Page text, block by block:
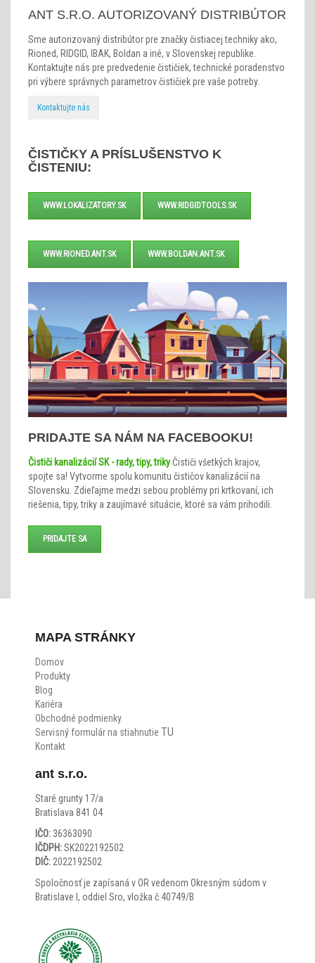
ANT S.R.O. AUTORIZOVANÝ DISTRIBÚTOR
Sme autorizovaný distribútor pre značky čistiacej techniky ako,
Rioned, RIDGID, IBAK, Boldan a iné, v Slovenskej republike.
Kontaktujte nás pre predvedenie čističiek, technické poradenstvo
pri výbere správnych parametrov čističiek pre vaše potreby.
Kontaktujte nás
ČISTIČKY A PRÍSLUŠENSTVO K
ČISTENIU:
WWW.LOKALIZATORY.SK WWW.RIDGIDTOOLS.SK
WWW.RIONED.ANT.SK WWW.BOLDAN.ANT.SK
PRIDAJTE SA NÁM NA FACEBOOKU!
Čističi kanalizácií SK - rady, tipy, triky Čističi všetkých krajov,
spojte sa! Vytvorme spolu komunitu čističov kanalizácií na
Slovensku. Zdieľajme medzi sebou problémy pri krtkovaní, ich
riešenia, tipy, triky a zaujímavé situácie, ktoré sa vám prihodili.
PRIDAJTE SA
MAPA STRÁNKY
Domov
Produkty
Blog
Kariéra
Obchodné podmienky
Servisný formulár na stiahnutie TU
Kontakt
ant s.r.o.
Staré grunty 17/a
Bratislava 841 04
IČO: 36363090
IČDPH:SK2022192502
DIČ:2022192502
Spoločnosť je zapísaná v OR vedenom Okresným súdom v
Bratislave I, oddiel Sro, vložka č.40749/B